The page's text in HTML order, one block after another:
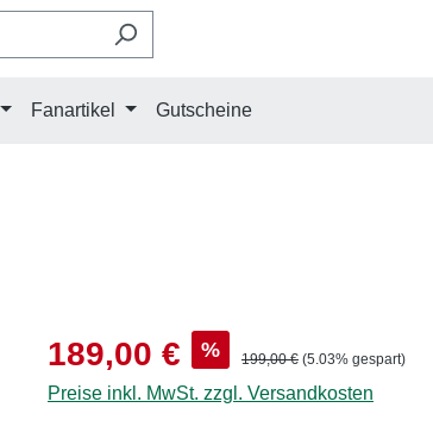
Fanartikel Gutscheine
Verkaufspreis:
189,00 € % Regulärer Preis:
199,00 € (5.03% gespart)
Preise inkl. MwSt. zzgl. Versandkosten